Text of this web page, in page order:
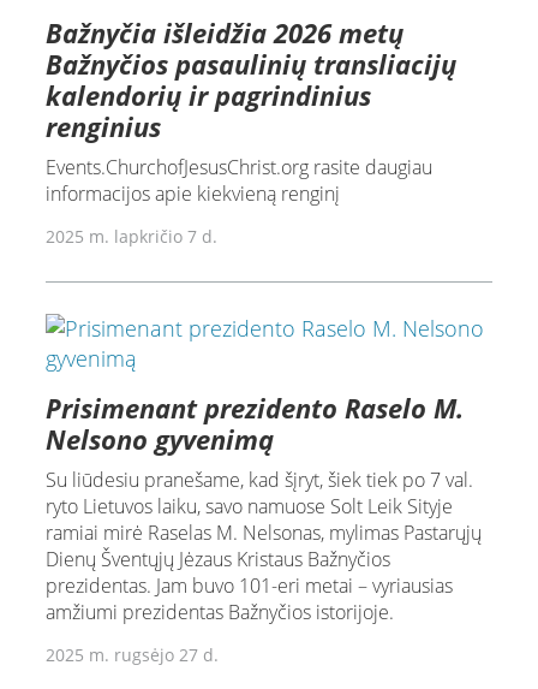
Bažnyčia išleidžia 2026 metų
Bažnyčios pasaulinių transliacijų
kalendorių ir pagrindinius
renginius
Events.ChurchofJesusChrist.org rasite daugiau
informacijos apie kiekvieną renginį
2025 m. lapkričio 7 d.
Prisimenant prezidento Raselo M.
Nelsono gyvenimą
Su liūdesiu pranešame, kad šįryt, šiek tiek po 7 val.
ryto Lietuvos laiku, savo namuose Solt Leik Sityje
ramiai mirė Raselas M. Nelsonas, mylimas Pastarųjų
Dienų Šventųjų Jėzaus Kristaus Bažnyčios
prezidentas. Jam buvo 101-eri metai – vyriausias
amžiumi prezidentas Bažnyčios istorijoje.
2025 m. rugsėjo 27 d.